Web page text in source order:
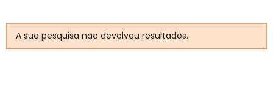
A sua pesquisa não devolveu resultados.